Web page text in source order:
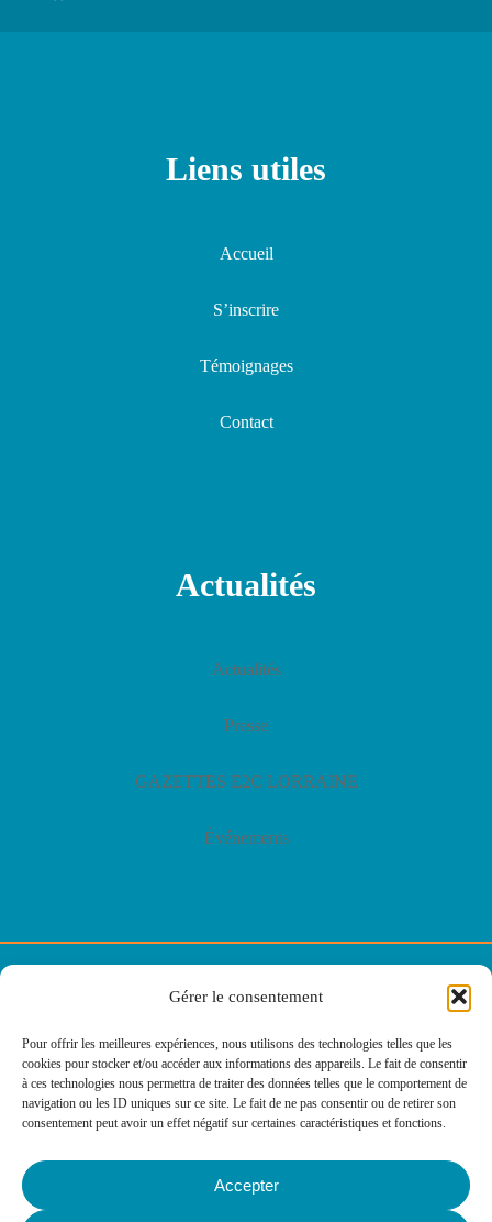
Gérer le consentement
Pour offrir les meilleures expériences, nous utilisons des technologies telles que les
cookies pour stocker et/ou accéder aux informations des appareils. Le fait de consentir
à ces technologies nous permettra de traiter des données telles que le comportement de
navigation ou les ID uniques sur ce site. Le fait de ne pas consentir ou de retirer son
consentement peut avoir un effet négatif sur certaines caractéristiques et fonctions.
Accepter
Liens utiles
Accueil
S’inscrire
Témoignages
Contact
Actualités
Actualités
Presse
GAZETTES E2C LORRAINE
Événements
© E2C Lorraine
Politique des cookies
Mentions légales